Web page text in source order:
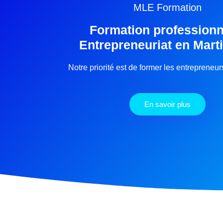
MLE Formation
Formation
Entrepreneuriat en
Notre priorité est de former les
En savoir plus